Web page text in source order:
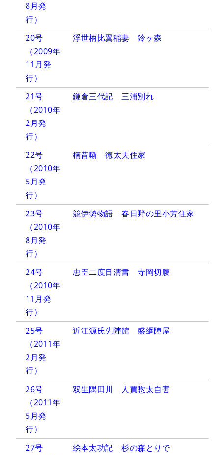
8月発
行）
20号
（2009年
11月発
行）
浮世柄比翼稲妻 鈴ヶ森
21号
（2010年
2月発
行）
鎌倉三代記 三浦別れ
22号
（2010年
5月発
行）
楠昔噺 徳太夫住家
23号
（2010年
8月発
行）
競伊勢物語 春日野の里小芳住家
24号
（2010年
11月発
行）
忠臣二度目清書 寺岡切腹
25号
（2011年
2月発
行）
近江源氏先陣館 盛綱陣屋
26号
（2011年
5月発
行）
双生隅田川 人買惣太自害
27号
絵本太功記 杉の森とりで